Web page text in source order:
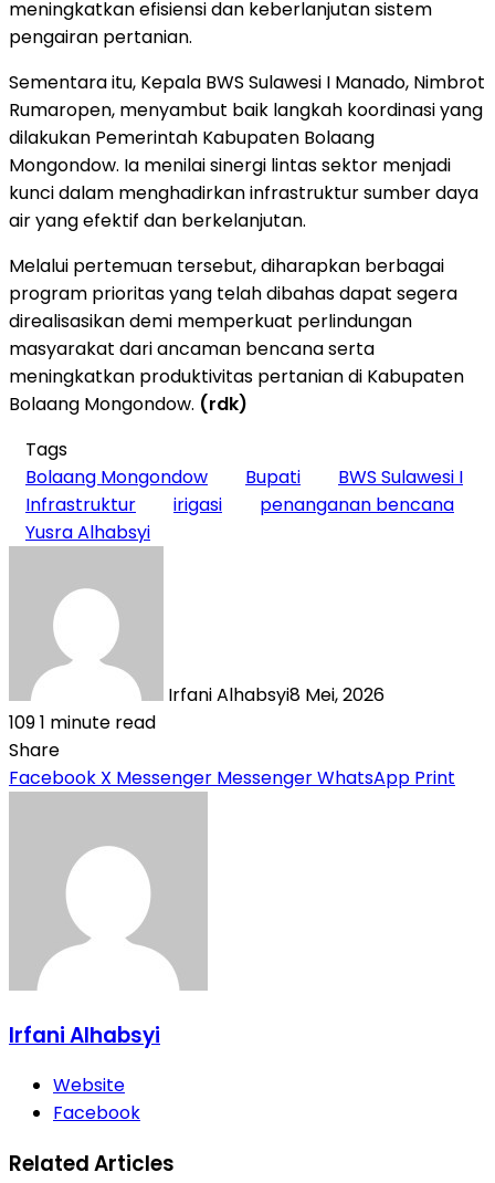
meningkatkan efisiensi dan keberlanjutan sistem
pengairan pertanian.
Sementara itu, Kepala BWS Sulawesi I Manado, Nimbrot
Rumaropen, menyambut baik langkah koordinasi yang
dilakukan Pemerintah Kabupaten Bolaang
Mongondow. Ia menilai sinergi lintas sektor menjadi
kunci dalam menghadirkan infrastruktur sumber daya
air yang efektif dan berkelanjutan.
Melalui pertemuan tersebut, diharapkan berbagai
program prioritas yang telah dibahas dapat segera
direalisasikan demi memperkuat perlindungan
masyarakat dari ancaman bencana serta
meningkatkan produktivitas pertanian di Kabupaten
Bolaang Mongondow. (rdk)
Tags
Bolaang Mongondow
Bupati
BWS Sulawesi I
Infrastruktur
irigasi
penanganan bencana
Yusra Alhabsyi
Irfani Alhabsyi8 Mei, 2026
1091 minute read
Share
Facebook X Messenger MessengerWhatsApp Print
Irfani Alhabsyi
Website
Facebook
Related Articles